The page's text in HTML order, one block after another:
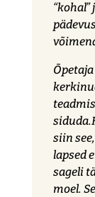
siin
lapsed
sageli
moel.